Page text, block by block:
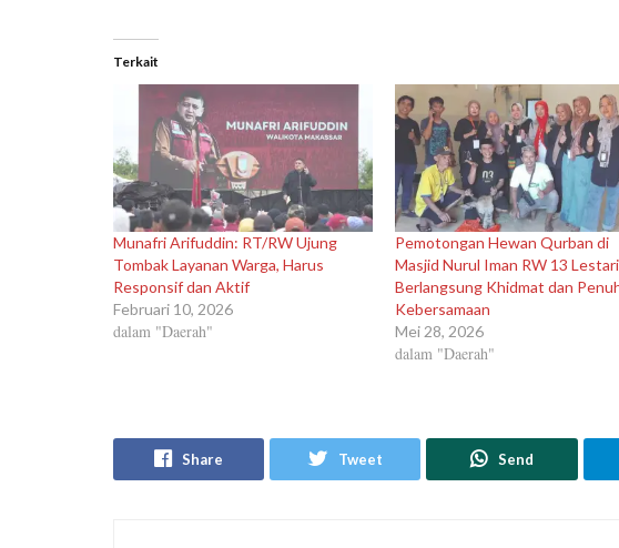
Terkait
Munafri Arifuddin: RT/RW Ujung
Tombak Layanan Warga, Harus
Responsif dan Aktif
Februari 10, 2026
dalam "Daerah"
Pemotongan Hewan Qurban di
Masjid Nurul Iman RW 13 Lestari
Berlangsung Khidmat dan
Kebersamaan
Mei 28, 2026
dalam "Daerah"
Share Tweet Send